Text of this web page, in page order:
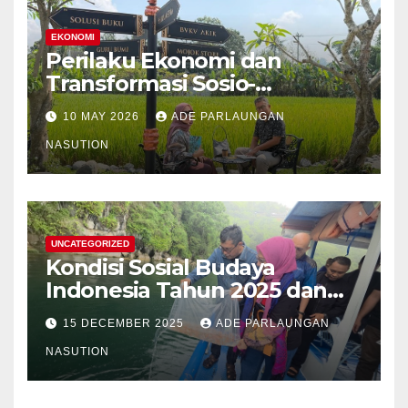
EKONOMI
Perilaku Ekonomi dan
Transformasi Sosio-
Struktural Masyarakat Agraris
Sumatera Utara: Analisis
Komparatif Sektor
Perkebunan Kelapa Sawit,
Tanaman Palawija, dan Hasil
Hutan Bukan Kayu
10 MAY 2026 ADE PARLAUNGAN
NASUTION
UNCATEGORIZED
Kondisi Sosial Budaya
Indonesia Tahun 2025 dan
Proyeksi Strategis Tahun
2026
15 DECEMBER 2025 ADE PARLAUNGAN
NASUTION